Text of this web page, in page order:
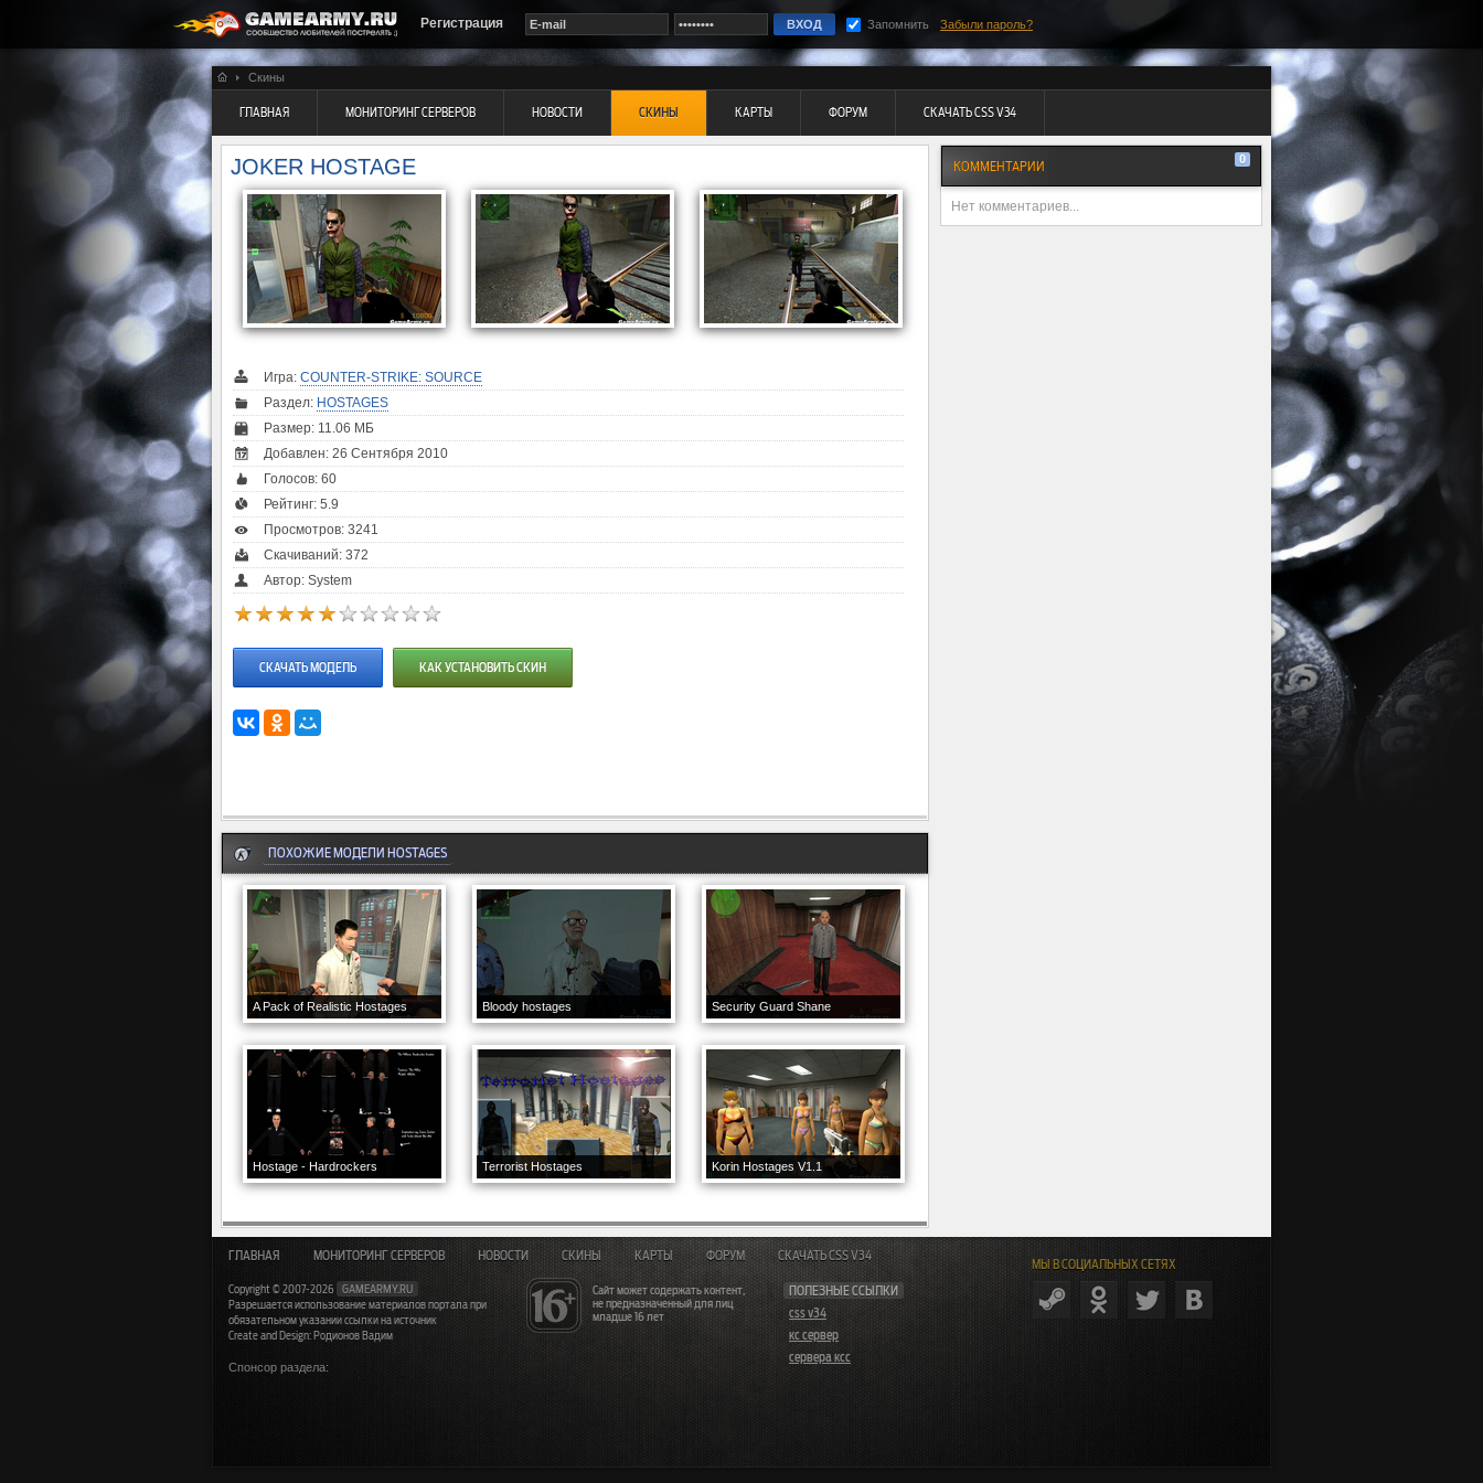
Регистрация Запомнить Забыли пароль?
Скины
ГЛАВНАЯ МОНИТОРИНГ СЕРВЕРОВ НОВОСТИ СКИНЫ КАРТЫ ФОРУМ СКАЧАТЬ CSS V34
JOKER HOSTAGE
Игра: COUNTER-STRIKE: SOURCE
Раздел: HOSTAGES
Размер: 11.06 МБ
Добавлен: 26 Сентября 2010
Голосов: 60
Рейтинг: 5.9
Просмотров: 3241
Скачиваний: 372
Автор: System
СКАЧАТЬ МОДЕЛЬ КАК УСТАНОВИТЬ СКИН
ПОХОЖИЕ МОДЕЛИ HOSTAGES
A Pack of Realistic Hostages Bloody hostages Security Guard Shane
Hostage - Hardrockers Terrorist Hostages Korin Hostages V1.1
КОММЕНТАРИИ 0
Нет комментариев...
МЫ В СОЦИАЛЬНЫХ СЕТЯХ
Сайт может содержать контент,
не предназначенный для лиц
младше 16 лет
ПОЛЕЗНЫЕ ССЫЛКИ
css v34
кс сервер
сервера ксс
ГЛАВНАЯ МОНИТОРИНГ СЕРВЕРОВ НОВОСТИ СКИНЫ КАРТЫ ФОРУМ СКАЧАТЬ CSS V34
Copyright © 2007-2026
GAMEARMY.RU
Разрешается использование материалов портала при
обязательном указании ссылки на источник
Create and Design: Родионов Вадим
Спонсор раздела: